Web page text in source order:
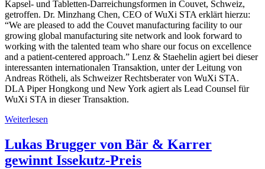
Kapsel- und Tabletten-Darreichungsformen in Couvet, Schweiz,
getroffen. Dr. Minzhang Chen, CEO of WuXi STA erklärt hierzu:
“We are pleased to add the Couvet manufacturing facility to our
growing global manufacturing site network and look forward to
working with the talented team who share our focus on excellence
and a patient-centered approach.” Lenz & Staehelin agiert bei dieser
interessanten internationalen Transaktion, unter der Leitung von
Andreas Rötheli, als Schweizer Rechtsberater von WuXi STA.
DLA Piper Hongkong und New York agiert als Lead Counsel für
WuXi STA in dieser Transaktion.
Weiterlesen
Lukas Brugger von Bär & Karrer
gewinnt Issekutz-Preis